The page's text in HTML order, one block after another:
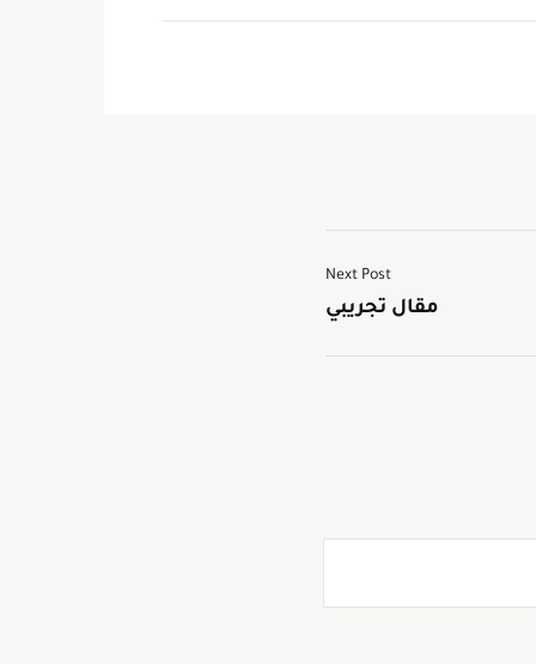
Next Post
مقال تجريبي